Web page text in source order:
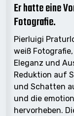
Er hatte eine
Fotografie.
Pierluigi
weiß
Eleganz und
Reduktion auf
und Schatten
und die
hervorheben.